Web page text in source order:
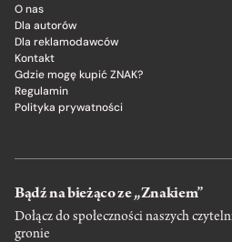
O nas
Dla autorów
Dla reklamodawców
Kontakt
Gdzie mogę kupić ZNAK?
Regulamin
Polityka prywatności
Bądź na bieżąco ze „Znakiem”
Dołącz do społeczności naszych
gronie